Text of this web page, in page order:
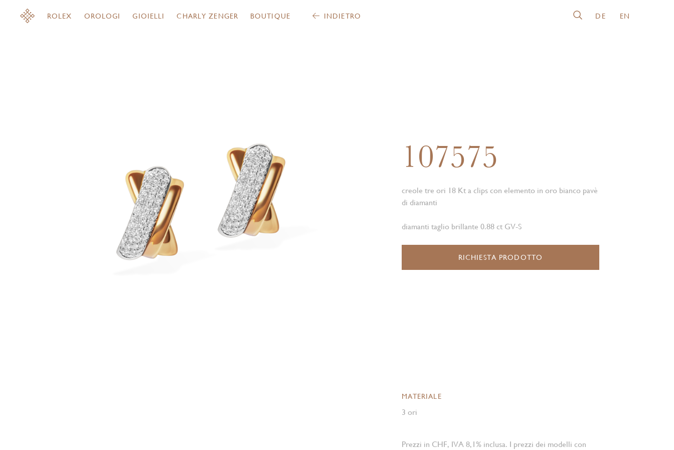
ROLEX OROLOGI GIOIELLI CHARLY ZENGER BOUTIQUE INDIETRO DE EN
107575
creole tre ori 18 Kt a clips con elemento in oro bianco pavè
di diamanti
diamanti taglio brillante 0.88 ct GV-S
RICHIESTA PRODOTTO
MATERIALE
3 ori
Prezzi in CHF, IVA 8,1% inclusa. I prezzi dei modelli con